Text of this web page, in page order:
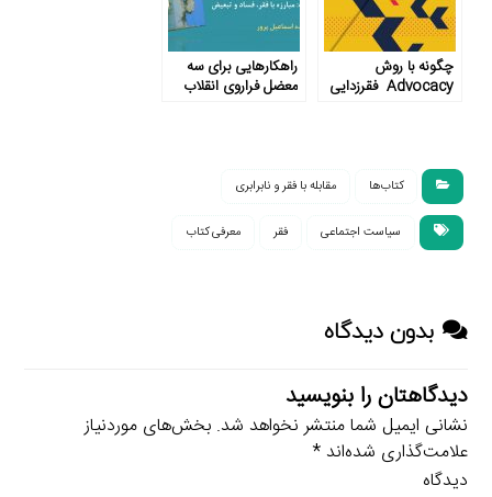
چگونه با روش
Advocacy فقرزدایی
راهکارهایی برای سه
معضل فراروی انقلاب
کتاب‌ها مقابله با فقر و نابرابری
سیاست اجتماعی فقر معرفی کتاب
بدون دیدگاه
دیدگاهتان را بنویسید
نشانی ایمیل شما منتشر نخواهد شد. بخش‌های موردنیاز
علامت‌گذاری شده‌اند*
دیدگاه